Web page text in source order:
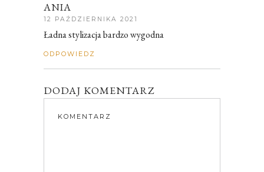
ANIA
12 PAŹDZIERNIKA 2021
Ładna stylizacja bardzo wygodna
ODPOWIEDZ
DODAJ KOMENTARZ